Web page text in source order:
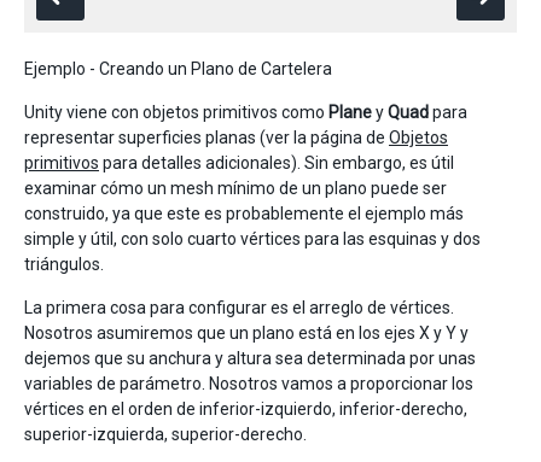
Ejemplo - Creando un Plano de Cartelera
Unity viene con objetos primitivos como PlaneyQuadpara
representar superficies planas (ver la página de Objetos
primitivos para detalles adicionales). Sin embargo, es útil
examinar cómo un mesh mínimo de un plano puede ser
construido, ya que este es probablemente el ejemplo más
simple y útil, con solo cuarto vértices para las esquinas y dos
triángulos.
La primera cosa para configurar es el arreglo de vértices.
Nosotros asumiremos que un plano está en los ejes X y Y y
dejemos que su anchura y altura sea determinada por unas
variables de parámetro. Nosotros vamos a proporcionar los
vértices en el orden de inferior-izquierdo, inferior-derecho,
superior-izquierda, superior-derecho.